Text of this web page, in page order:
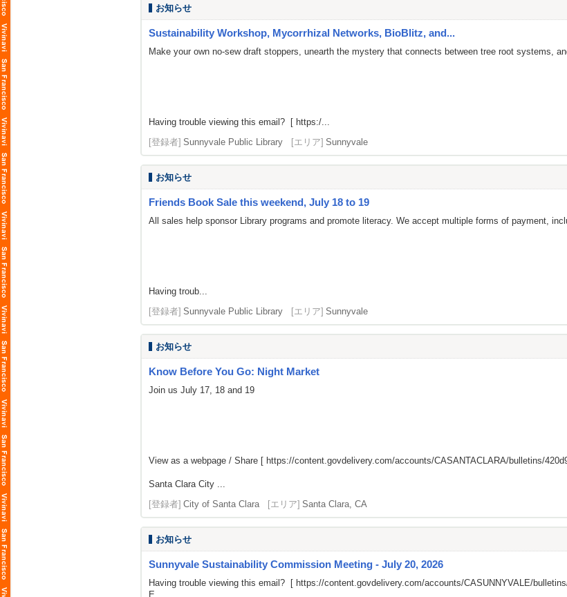
お知らせ
Sustainability Workshop, Mycorrhizal Networks, BioBlitz, and...
Make your own no-sew draft stoppers, unearth the mystery that connects between tree root systems,
Having trouble viewing this email? [ https:/...
[登録者] Sunnyvale Public Library [エリア] Sunnyvale
お知らせ
Friends Book Sale this weekend, July 18 to 19
All sales help sponsor Library programs and promote literacy. We accept multiple forms of payment,
Having troub...
[登録者] Sunnyvale Public Library [エリア] Sunnyvale
お知らせ
Know Before You Go: Night Market
Join us July 17, 18 and 19
View as a webpage / Share [ https://content.govdelivery.com/accounts/CASANTACLARA/bulletins/
Santa Clara City ...
[登録者] City of Santa Clara [エリア] Santa Clara, CA
お知らせ
Sunnyvale Sustainability Commission Meeting - July 20, 2026
Having trouble viewing this email? [ https://content.govdelivery.com/accounts/CASUNNYVALE/
E...